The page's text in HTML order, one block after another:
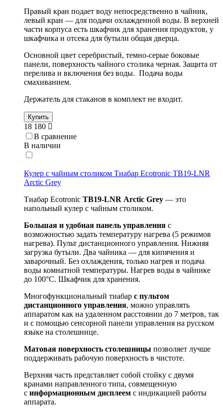
Правый кран подает воду непосредственно в чайник,
левый кран — для подачи охлажденной воды. В верхней
части корпуса есть шкафчик для хранения продуктов, у
шкафчика и отсека для бутыли общая дверца.
Основной цвет серебристый, темно-серые боковые
панели, поверхность чайного столика черная. Защита от
перелива и включения без воды. Подача воды
смахиванием.
Держатель для стаканов в комплект не входит.
Купить
18 180
В сравнение
В наличии
Кулер с чайным столиком Тиабар Ecotronic TB19-LNR
Arctic Grey
Тиабар Ecotronic TB19-LNR Arctic Grey — это
напольный кулер с чайным столиком.
Большая и удобная панель управления с
возможностью задать температуру нагрева (5 режимов
нагрева). Пульт дистанционного управления. Нижняя
загрузка бутыли. Два чайника — для кипячения и
заварочный. Без охлаждения, только нагрев и подача
воды комнатной температуры. Нагрев воды в чайнике
до 100°С. Шкафчик для хранения.
Многофункциональный тиабар с пультом
дистанционного управления, можно управлять
аппаратом как на удаленном расстоянии до 7 метров, так
и с помощью сенсорной панели управления на русском
языке на столешнице.
Матовая поверхность столешницы позволяет лучше
поддерживать рабочую поверхность в чистоте.
Верхняя часть представляет собой стойку с двумя
кранами направленного типа, совмещенную
с информационным дисплеем с индикацией работы
аппарата.